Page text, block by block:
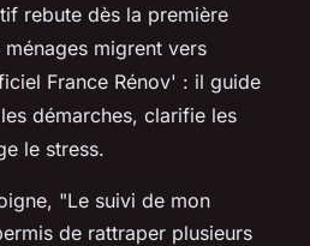
rebute dès la première
migrent vers
France Rénov' : il guide
démarches, clarifie les
le stress.
"Le suivi de mon
de rattraper plusieurs